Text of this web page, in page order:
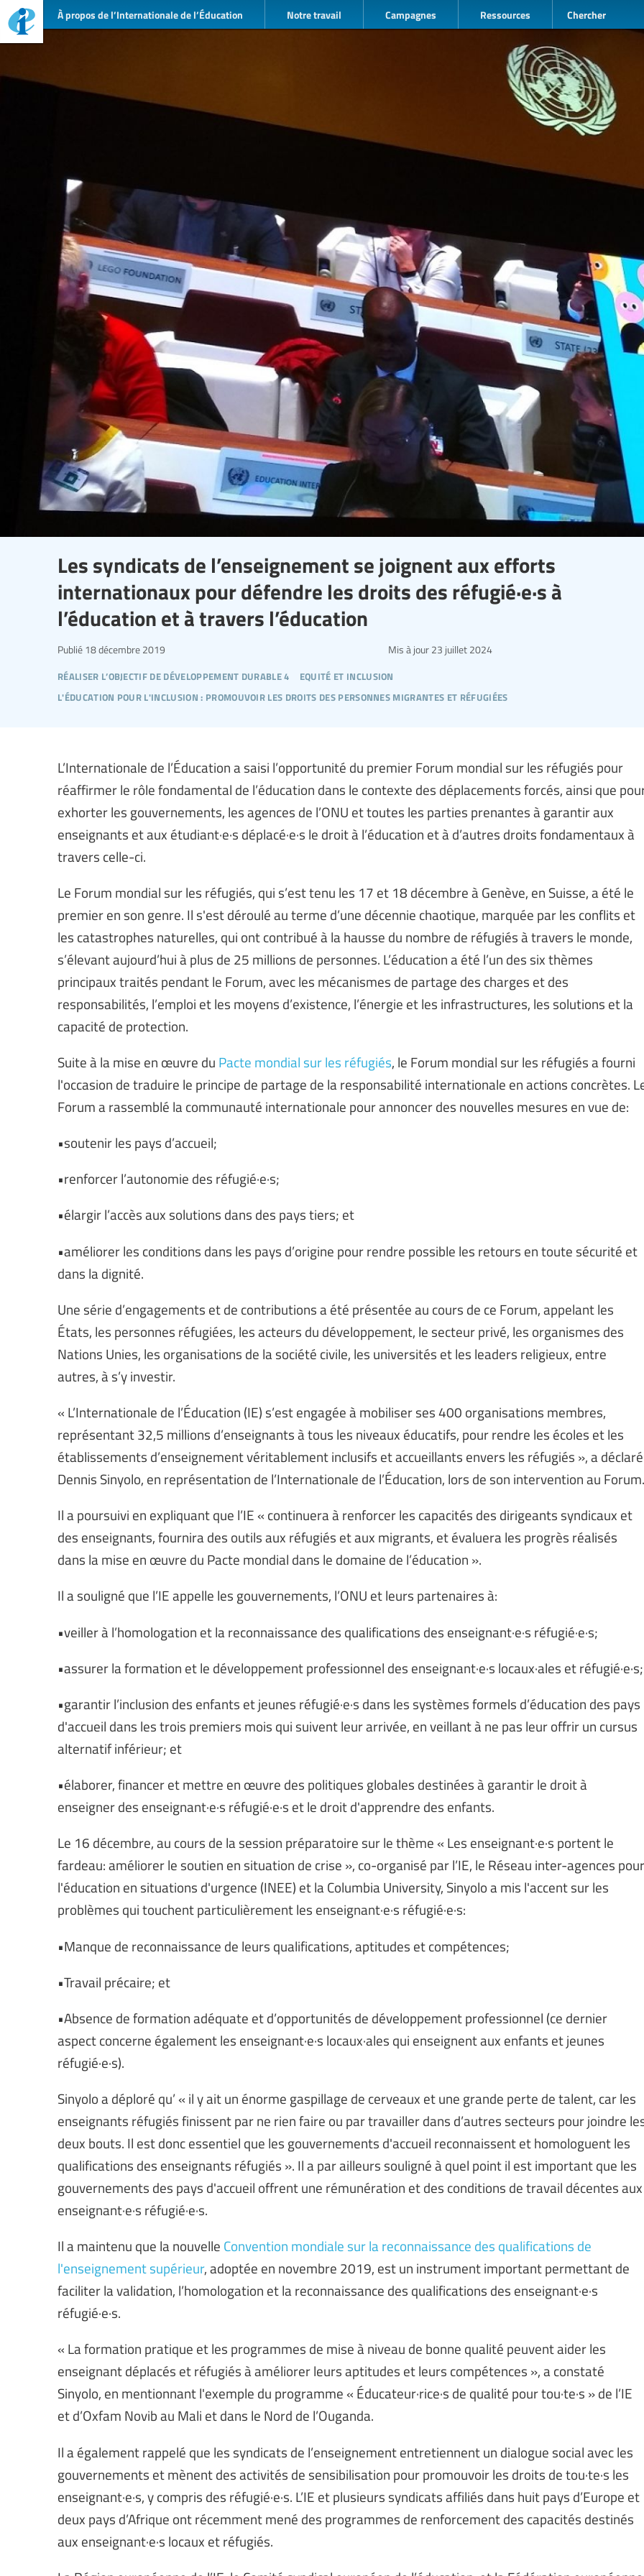
À propos de l’Internationale de l’Éducation Notre travail Campagnes Ressources Chercher
Les syndicats de l’enseignement se joignent aux efforts
internationaux pour défendre les droits des réfugié·e·s à
l’éducation et à travers l’éducation
réaliser l’objectif de développement durable 4 equité et inclusion
l'éducation pour l'inclusion : promouvoir les droits des personnes migrantes et réfugiées
Publié 18 décembre 2019 Mis à jour 23 juillet 2024
L’Internationale de l’Éducation a saisi l’opportunité du premier Forum mondial sur les réfugiés pour
réaffirmer le rôle fondamental de l’éducation dans le contexte des déplacements forcés, ainsi que
exhorter les gouvernements, les agences de l’ONU et toutes les parties prenantes à garantir aux
enseignants et aux étudiant·e·s déplacé·e·s le droit à l’éducation et à d’autres droits fondamentaux à
travers celle-ci.
Le Forum mondial sur les réfugiés, qui s’est tenu les 17 et 18 décembre à Genève, en Suisse, a été le
premier en son genre. Il s'est déroulé au terme d’une décennie chaotique, marquée par les conflits et
les catastrophes naturelles, qui ont contribué à la hausse du nombre de réfugiés à travers le monde,
s’élevant aujourd’hui à plus de 25 millions de personnes. L’éducation a été l’un des six thèmes
principaux traités pendant le Forum, avec les mécanismes de partage des charges et des
responsabilités, l’emploi et les moyens d’existence, l’énergie et les infrastructures, les solutions et la
capacité de protection.
Suite à la mise en œuvre du Pacte mondial sur les réfugiés, le Forum mondial sur les réfugiés a fourni
l'occasion de traduire le principe de partage de la responsabilité internationale en actions concrètes.
Forum a rassemblé la communauté internationale pour annoncer des nouvelles mesures en vue de:
•soutenir les pays d’accueil;
•renforcer l’autonomie des réfugié·e·s;
•élargir l’accès aux solutions dans des pays tiers; et
•améliorer les conditions dans les pays d’origine pour rendre possible les retours en toute sécurité et
dans la dignité.
Une série d’engagements et de contributions a été présentée au cours de ce Forum, appelant les
États, les personnes réfugiées, les acteurs du développement, le secteur privé, les organismes des
Nations Unies, les organisations de la société civile, les universités et les leaders religieux, entre
autres, à s’y investir.
« L’Internationale de l’Éducation (IE) s’est engagée à mobiliser ses 400 organisations membres,
représentant 32,5 millions d’enseignants à tous les niveaux éducatifs, pour rendre les écoles et les
établissements d’enseignement véritablement inclusifs et accueillants envers les réfugiés », a déclaré
Dennis Sinyolo, en représentation de l’Internationale de l’Éducation, lors de son intervention au Forum.
Il a poursuivi en expliquant que l’IE « continuera à renforcer les capacités des dirigeants syndicaux et
des enseignants, fournira des outils aux réfugiés et aux migrants, et évaluera les progrès réalisés
dans la mise en œuvre du Pacte mondial dans le domaine de l’éducation ».
Il a souligné que l’IE appelle les gouvernements, l’ONU et leurs partenaires à:
•veiller à l’homologation et la reconnaissance des qualifications des enseignant·e·s réfugié·e·s;
•assurer la formation et le développement professionnel des enseignant·e·s locaux·ales et réfugié·e·s;
•garantir l’inclusion des enfants et jeunes réfugié·e·s dans les systèmes formels d’éducation des pays
d'accueil dans les trois premiers mois qui suivent leur arrivée, en veillant à ne pas leur offrir un cursus
alternatif inférieur; et
•élaborer, financer et mettre en œuvre des politiques globales destinées à garantir le droit à
enseigner des enseignant·e·s réfugié·e·s et le droit d'apprendre des enfants.
Le 16 décembre, au cours de la session préparatoire sur le thème « Les enseignant·e·s portent le
fardeau: améliorer le soutien en situation de crise », co-organisé par l’IE, le Réseau inter-agences pour
l'éducation en situations d'urgence (INEE) et la Columbia University, Sinyolo a mis l'accent sur les
problèmes qui touchent particulièrement les enseignant·e·s réfugié·e·s:
•Manque de reconnaissance de leurs qualifications, aptitudes et compétences;
•Travail précaire; et
•Absence de formation adéquate et d’opportunités de développement professionnel (ce dernier
aspect concerne également les enseignant·e·s locaux·ales qui enseignent aux enfants et jeunes
réfugié·e·s).
Sinyolo a déploré qu’ « il y ait un énorme gaspillage de cerveaux et une grande perte de talent, car les
enseignants réfugiés finissent par ne rien faire ou par travailler dans d’autres secteurs pour joindre
deux bouts. Il est donc essentiel que les gouvernements d'accueil reconnaissent et homologuent les
qualifications des enseignants réfugiés ». Il a par ailleurs souligné à quel point il est important que les
gouvernements des pays d'accueil offrent une rémunération et des conditions de travail décentes aux
enseignant·e·s réfugié·e·s.
Il a maintenu que la nouvelle Convention mondiale sur la reconnaissance des qualifications de
l'enseignement supérieur, adoptée en novembre 2019, est un instrument important permettant de
faciliter la validation, l’homologation et la reconnaissance des qualifications des enseignant·e·s
réfugié·e·s.
« La formation pratique et les programmes de mise à niveau de bonne qualité peuvent aider les
enseignant déplacés et réfugiés à améliorer leurs aptitudes et leurs compétences », a constaté
Sinyolo, en mentionnant l'exemple du programme « Éducateur·rice·s de qualité pour tou·te·s » de l’IE
et d’Oxfam Novib au Mali et dans le Nord de l’Ouganda.
Il a également rappelé que les syndicats de l’enseignement entretiennent un dialogue social avec les
gouvernements et mènent des activités de sensibilisation pour promouvoir les droits de tou·te·s les
enseignant·e·s, y compris des réfugié·e·s. L’IE et plusieurs syndicats affiliés dans huit pays d’Europe et
deux pays d’Afrique ont récemment mené des programmes de renforcement des capacités destinés
aux enseignant·e·s locaux et réfugiés.